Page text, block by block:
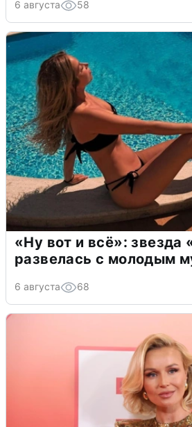
6 августа 58
«Ну вот и всё»: звезда
развелась с молодым
6 августа 68